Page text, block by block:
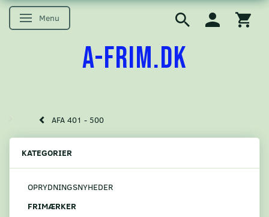
Skifte navigation
Menu
A-FRIM.DK
AFA 401 - 500
KATEGORIER
OPRYDNINGSNYHEDER
FRIMÆRKER